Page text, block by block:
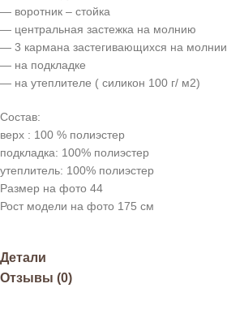
— воротник – стойка
— центральная застежка на молнию
— 3 кармана застегивающихся на молнии
— на подкладке
— на утеплителе ( силикон 100 г/ м2)
Состав:
верх : 100 % полиэстер
подкладка: 100% полиэстер
утеплитель: 100% полиэстер
Размер на фото 44
Рост модели на фото 175 см
Детали
Отзывы (0)